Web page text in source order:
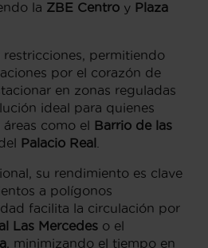
la ZBE Centro y Plaza
restricciones, permitiendo
por el corazón de
en zonas reguladas
ideal para quienes
como el Barrio de las
Palacio Real
su rendimiento es clave
a polígonos
facilita la circulación por
Las Mercedes o el
, minimizando el tiempo en